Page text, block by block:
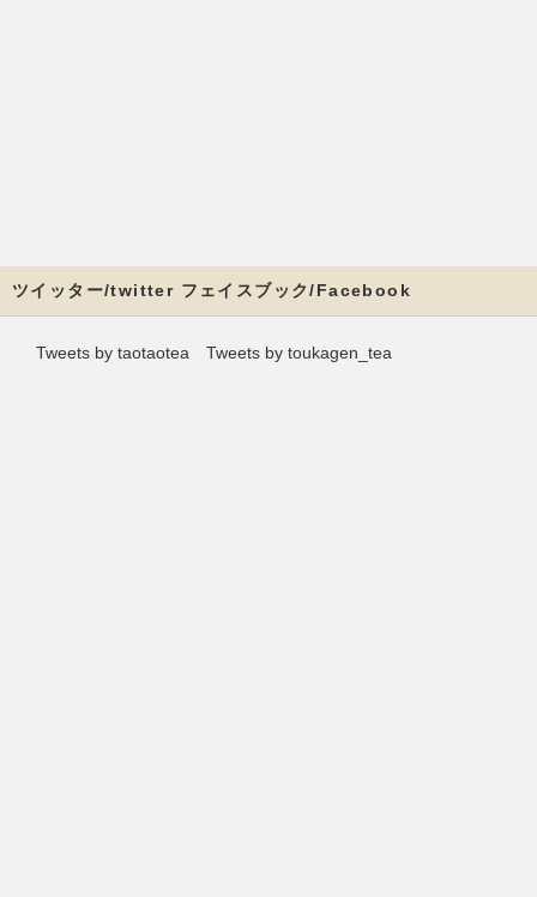
ツイッター/twitter フェイスブック/Facebook
Tweets by taotaotea Tweets by toukagen_tea